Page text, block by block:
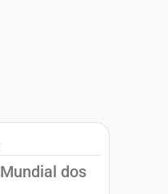
dos